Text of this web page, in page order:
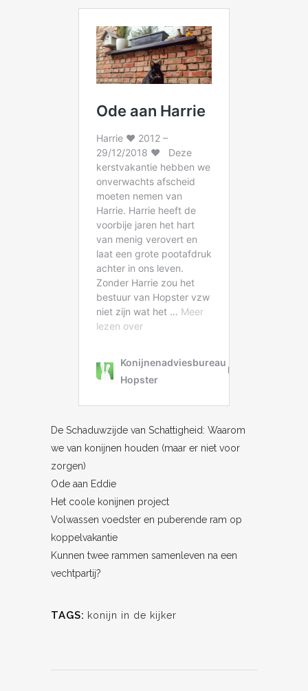
De Schaduwzijde van Schattigheid: Waarom
we van konijnen houden (maar er niet voor
zorgen)
Ode aan Eddie
Het coole konijnen project
Volwassen voedster en puberende ram op
koppelvakantie
Kunnen twee rammen samenleven na een
vechtpartij?
TAGS: konijn in de kijker